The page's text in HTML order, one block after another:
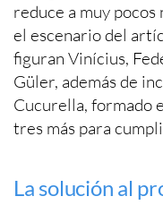
reduce a muy pocos
el escenario del
figuran Vinícius,
Güler, además de
Cucurella, formado
tres más para
La solución al